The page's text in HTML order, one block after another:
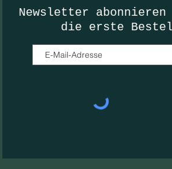
Newsletter
die erste